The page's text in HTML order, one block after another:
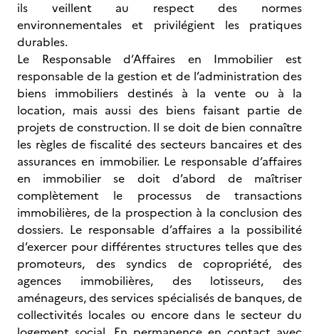
ils veillent au respect des normes
environnementales et privilégient les pratiques
durables.
Le Responsable d’Affaires en Immobilier est
responsable de la gestion et de l’administration des
biens immobiliers destinés à la vente ou à la
location, mais aussi des biens faisant partie de
projets de construction. Il se doit de bien connaître
les règles de fiscalité des secteurs bancaires et des
assurances en immobilier. Le responsable d’affaires
en immobilier se doit d’abord de maîtriser
complètement le processus de transactions
immobilières, de la prospection à la conclusion des
dossiers. Le responsable d’affaires a la possibilité
d’exercer pour différentes structures telles que des
promoteurs, des syndics de copropriété, des
agences immobilières, des lotisseurs, des
aménageurs, des services spécialisés de banques, de
collectivités locales ou encore dans le secteur du